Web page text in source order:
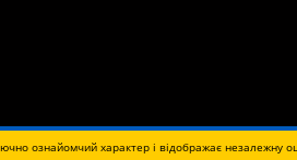
ознайомчий характер і відображає незалежну